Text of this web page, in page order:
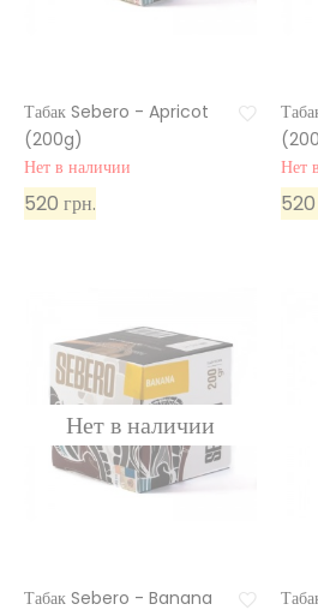
Табак Sebero - Apricot
(200g)
Нет в наличии
520 грн.
Нет
520
Табак Sebero - Banana